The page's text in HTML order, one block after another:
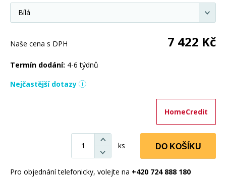
Naše cena s DPH 7 422 Kč
Termín dodání: 4-6 týdnů
Nejčastější dotazy
HomeCredit
ks DO KOŠÍKU
Pro objednání telefonicky, volejte na +420 724 888 180